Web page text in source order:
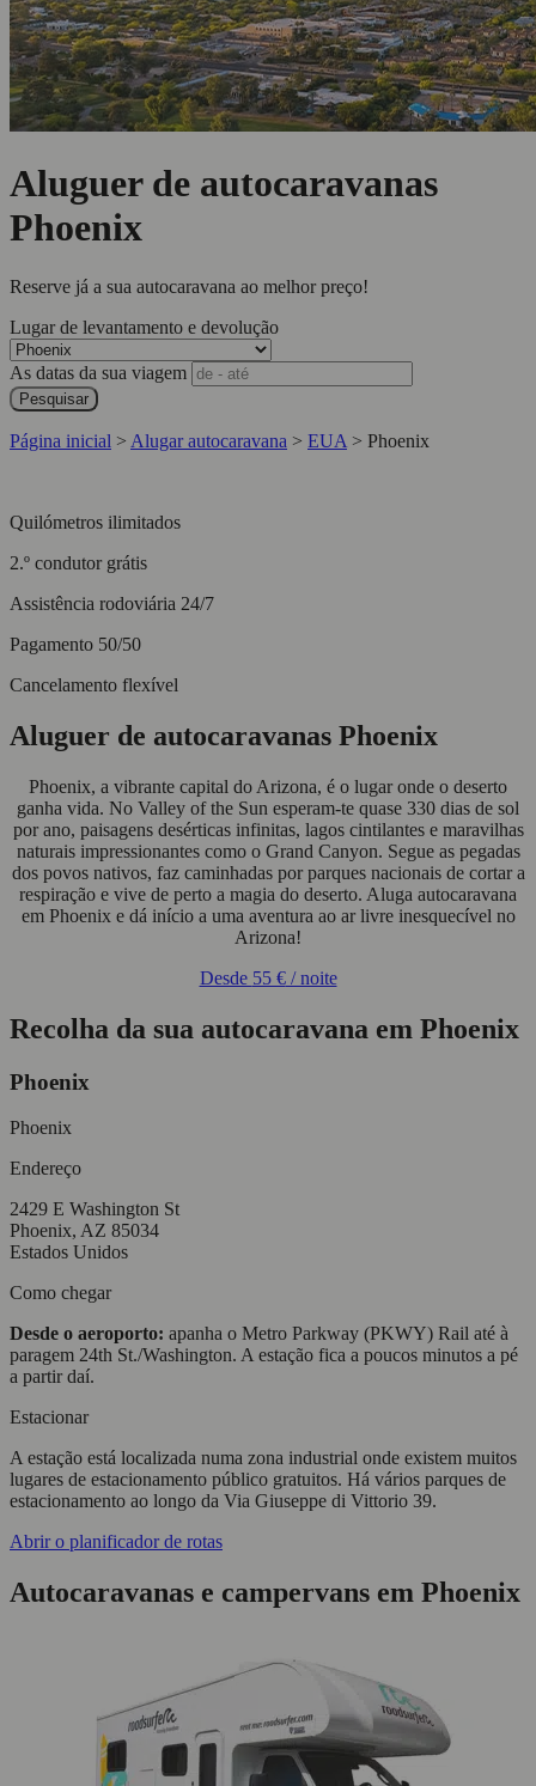
Aluguer de autocaravanas
Phoenix
Reserve já a sua autocaravana ao melhor preço!
Lugar de levantamento e devolução
As datas da sua viagem
Pesquisar
Página inicial > Alugar autocaravana > EUA > Phoenix
Quilómetros ilimitados
2.º condutor grátis
Assistência rodoviária 24/7
Pagamento 50/50
Cancelamento flexível
Aluguer de autocaravanas Phoenix
Phoenix, a vibrante capital do Arizona, é o lugar onde o deserto
ganha vida. No Valley of the Sun esperam-te quase 330 dias de sol
por ano, paisagens desérticas infinitas, lagos cintilantes e maravilhas
naturais impressionantes como o Grand Canyon. Segue as pegadas
dos povos nativos, faz caminhadas por parques nacionais de cortar a
respiração e vive de perto a magia do deserto. Aluga autocaravana
em Phoenix e dá início a uma aventura ao ar livre inesquecível no
Arizona!
Desde 55 €/ noite
Recolha da sua autocaravana em Phoenix
Phoenix
Phoenix
Endereço
2429 E Washington St
Phoenix, AZ 85034
Estados Unidos
Como chegar
Desde o aeroporto: apanha o Metro Parkway (PKWY) Rail até à
paragem 24th St./Washington. A estação fica a poucos minutos a pé
a partir daí.
Estacionar
A estação está localizada numa zona industrial onde existem muitos
lugares de estacionamento público gratuitos. Há vários parques de
estacionamento ao longo da Via Giuseppe di Vittorio 39.
Abrir o planificador de rotas
Autocaravanas e campervans em Phoenix